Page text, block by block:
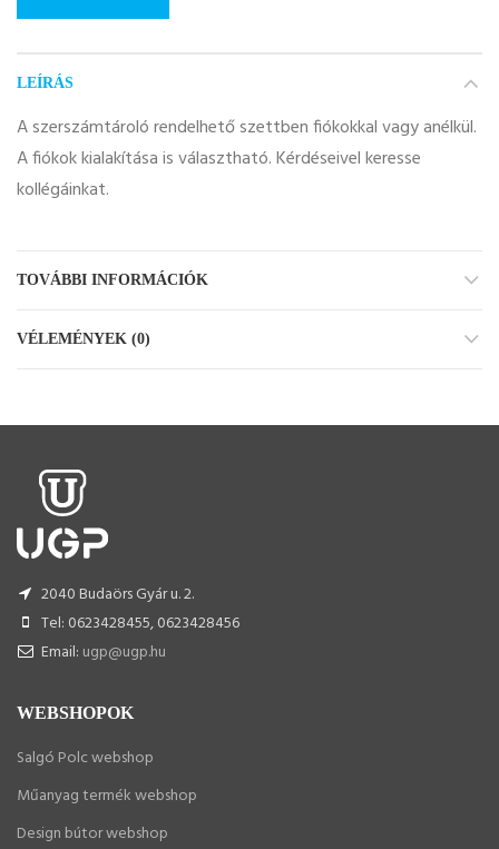
LEÍRÁS
A szerszámtároló rendelhető szettben fiókokkal vagy anélkül.
A fiókok kialakítása is választható. Kérdéseivel keresse
kollégáinkat.
TOVÁBBI INFORMÁCIÓK
VÉLEMÉNYEK (0)
2040 Budaörs Gyár u. 2.
Tel: 0623428455, 0623428456
Email: ugp@ugp.hu
WEBSHOPOK
Salgó Polc webshop
Műanyag termék webshop
Design bútor webshop